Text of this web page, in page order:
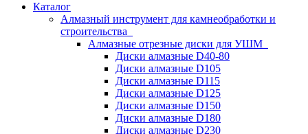
Каталог
Алмазный инструмент для камнеобработки и
строительства
Алмазные отрезные диски для УШМ
Диски алмазные D40-80
Диски алмазные D105
Диски алмазные D115
Диски алмазные D125
Диски алмазные D150
Диски алмазные D180
Диски алмазные D230